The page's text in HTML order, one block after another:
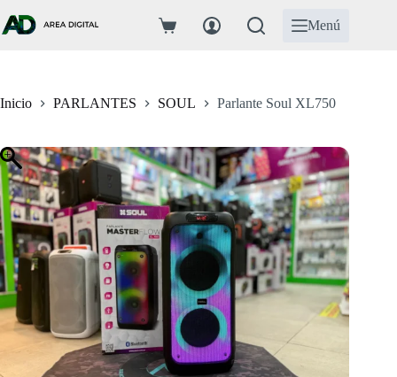
al
contenido
Carro
Menú
Inicio PARLANTES SOUL Parlante Soul XL750